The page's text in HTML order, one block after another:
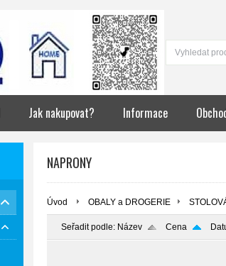
Jak nakupovat? Informace
NAPRONY
Úvod OBALY a DROGERIE
Seřadit podle: Název Cena